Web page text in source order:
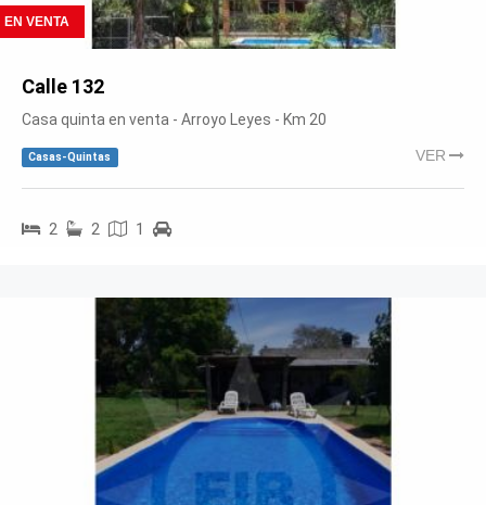
EN VENTA
Calle 132
Casa quinta en venta - Arroyo Leyes - Km 20
Casas-Quintas VER
2 2 1